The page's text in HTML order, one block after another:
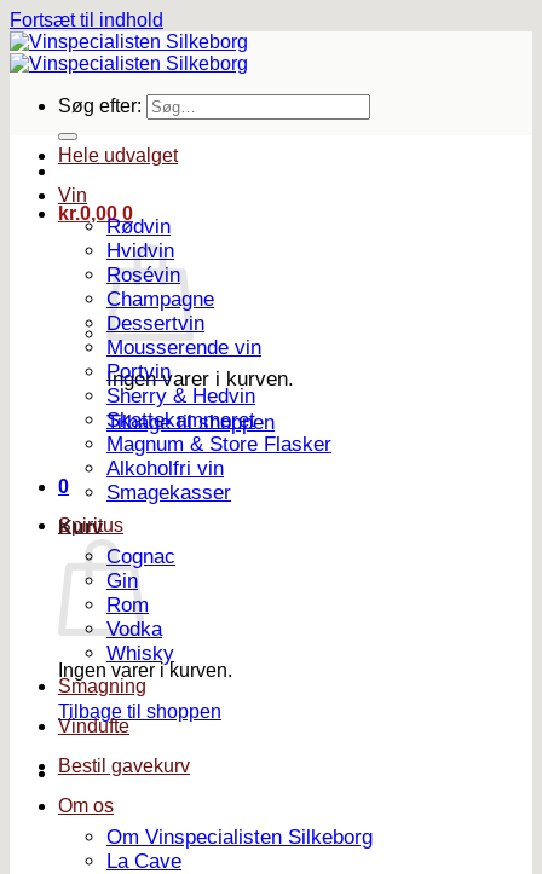
Fortsæt til indhold
Søg efter:
kr.0,00 0
Ingen varer i kurven.
Tilbage til shoppen
0
Kurv
Ingen varer i kurven.
Tilbage til shoppen
Hele udvalget
Vin
Rødvin
Hvidvin
Rosévin
Champagne
Dessertvin
Mousserende vin
Portvin
Sherry & Hedvin
Skattekammeret
Magnum & Store Flasker
Alkoholfri vin
Smagekasser
Spiritus
Cognac
Gin
Rom
Vodka
Whisky
Smagning
Vindufte
Bestil gavekurv
Om os
Om Vinspecialisten Silkeborg
La Cave